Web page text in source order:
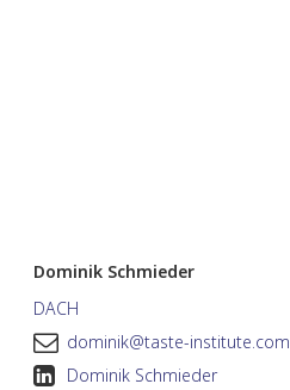
Dominik Schmieder
DACH
dominik@taste-institute.com
Dominik Schmieder